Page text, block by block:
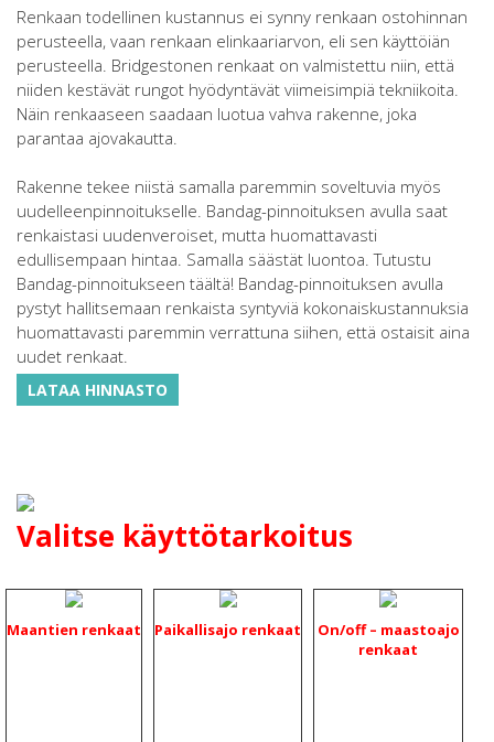
Renkaan todellinen kustannus ei synny renkaan ostohinnan
perusteella, vaan renkaan elinkaariarvon, eli sen käyttöiän
perusteella. Bridgestonen renkaat on valmistettu niin, että
niiden kestävät rungot hyödyntävät viimeisimpiä tekniikoita.
Näin renkaaseen saadaan luotua vahva rakenne, joka
parantaa ajovakautta.
Rakenne tekee niistä samalla paremmin soveltuvia myös
uudelleenpinnoitukselle. Bandag-pinnoituksen avulla saat
renkaistasi uudenveroiset, mutta huomattavasti
edullisempaan hintaa. Samalla säästät luontoa. Tutustu
Bandag-pinnoitukseen täältä! Bandag-pinnoituksen avulla
pystyt hallitsemaan renkaista syntyviä kokonaiskustannuksia
huomattavasti paremmin verrattuna siihen, että ostaisit aina
uudet renkaat.
LATAA HINNASTO
Valitse käyttötarkoitus
Maantien renkaat Paikallisajo renkaat
On/off – maastoajo
renkaat